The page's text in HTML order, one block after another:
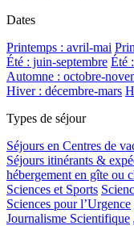
Dates
Printemps : avril-mai
Été : juin-septembre Été
Automne : octobre-
Hiver : décembre-mars
Types de séjour
Séjours en Centres de
Séjours itinérants &
hébergement en gîte ou
Sciences et Sports
Sciences pour l’Urgence
Journalisme Scientifique